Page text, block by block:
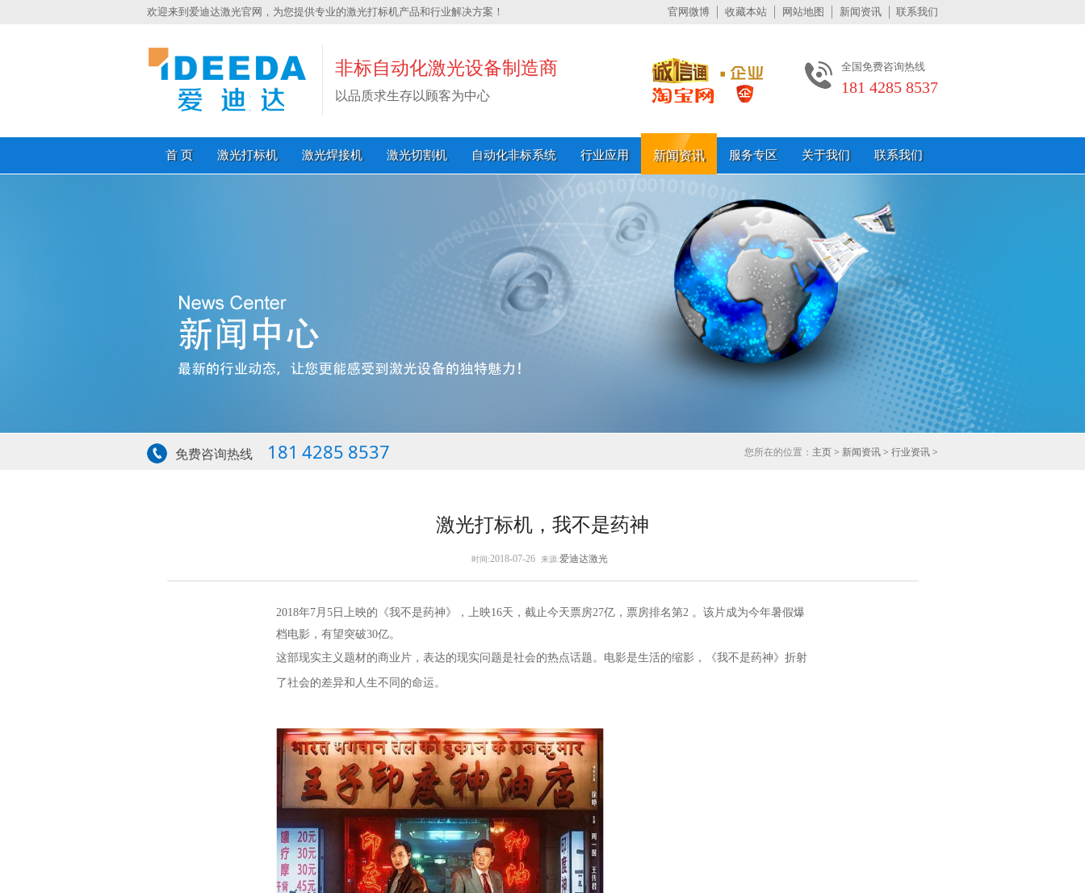
欢迎来到爱迪达激光官网，为您提供专业的激光打标机产品和行业解决方案！ 官网微博 收藏本站 网站地图 新闻资讯 联系我们
非标自动化激光设备制造商
以品质求生存以顾客为中心
全国免费咨询热线
181 4285 8537
首 页 激光打标机 激光焊接机 激光切割机 自动化非标系统 行业应用 新闻资讯 服务专区 关于我们 联系我们
免费咨询热线 181 4285 8537 您所在的位置： 主页> 新闻资讯> 行业资讯>
激光打标机，我不是药神
时间:2018-07-26 来源:爱迪达激光
2018年7月5日上映的《我不是药神》，上映16天，截止今天票房27亿，票房排名第2 。该片成为今年暑假爆
档电影，有望突破30亿。
这部现实主义题材的商业片，表达的现实问题是社会的热点话题。电影是生活的缩影，《我不是药神》折射
了社会的差异和人生不同的命运。